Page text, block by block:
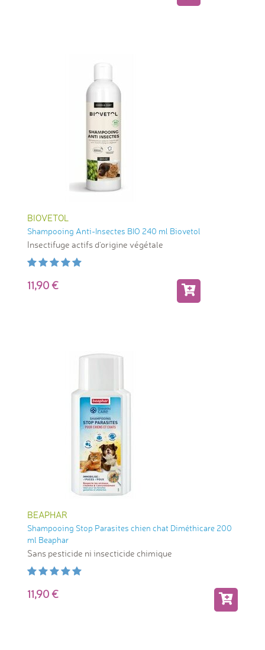
BIOVETOL
Shampooing Anti-Insectes BIO 240 ml Biovetol
Insectifuge actifs d'origine végétale
11,90
BEAPHAR
Shampooing Stop Parasites chien chat Diméthicare 200
ml Beaphar
Sans pesticide ni insecticide chimique
11,90